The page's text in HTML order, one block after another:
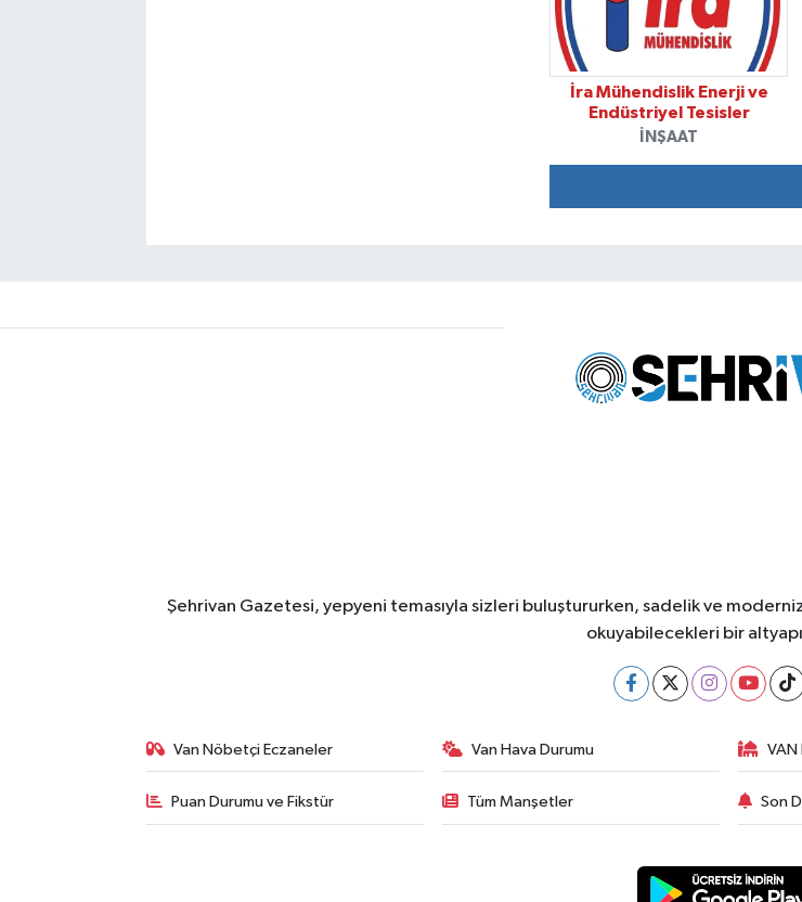
İra Mühendislik Enerji ve
Endüstriyel Tesisler
İNŞAAT
Şehrivan Gazetesi, yepyeni temasıyla sizleri buluştururken, sadelik ve
okuyabilecekleri bir
Van Nöbetçi Eczaneler Van Hava Durumu VAN
Puan Durumu ve Fikstür Tüm Manşetler Son